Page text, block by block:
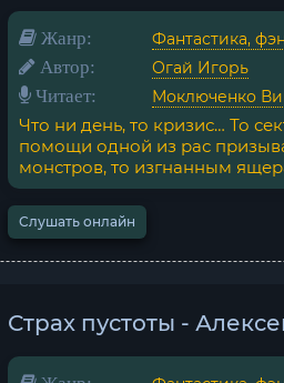
Жанр: Фантастика,
Автор: Огай Игорь
Читает: Моключенко
Что ни день, то кризис… То
помощи одной из рас
монстров, то изгнанным
Слушать онлайн
Страх пустоты -